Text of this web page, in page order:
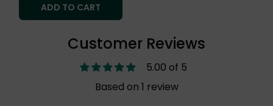
ADD TO CART
Customer Reviews
5.00 of 5
Based on 1 review